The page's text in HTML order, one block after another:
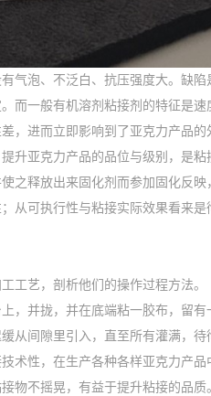
气泡、不泛白、抗压强度大。缺
而一般有机溶剂粘接剂的特征是
，进而立即影响到了亚克力产品的
升亚克力产品的品位与级别，是
之释放出来固化剂而参加固化反
从可执行性与粘接实际效果看来
工艺，剖析他们的操作过程方法。
，并拢，并在底端粘一胶布，留有
从间隙里引入，直至所有灌满，待
术性，在生产各种各样亚克力产
物不摇晃，有益于提升粘接的品